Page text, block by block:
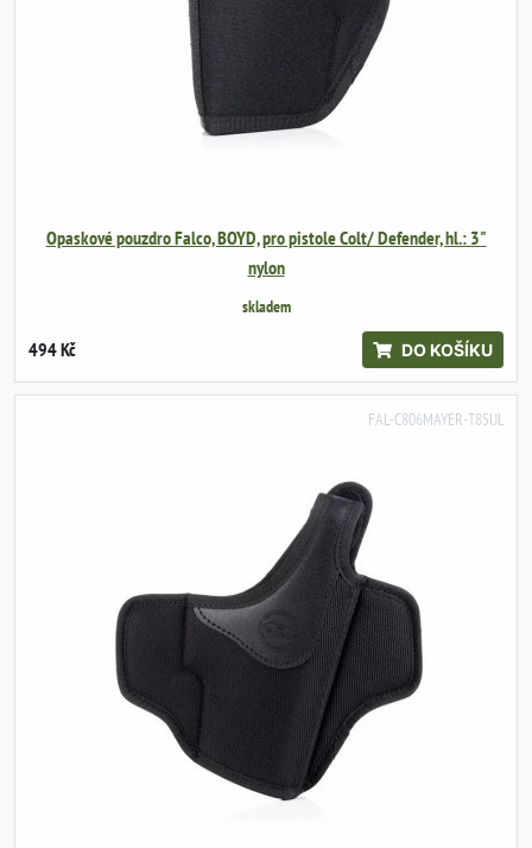
Opaskové pouzdro Falco, BOYD, pro pistole Colt/ Defender, hl.: 3"
nylon
skladem
494 Kč DO KOŠÍKU
FAL-C806MAYER-T85UL